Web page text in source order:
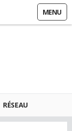
MENU
RÉSEAU